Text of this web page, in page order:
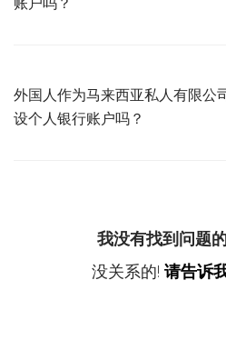
外国人作为马来西亚私人有限公
设个人银行账户吗？
我没有找到问题
没关系的! 请告诉